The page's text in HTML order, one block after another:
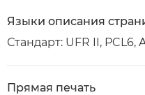
Языки описания
Стандарт: UFR II,
Прямая печать